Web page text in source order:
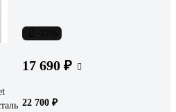
17 690 ₽
22 700 ₽